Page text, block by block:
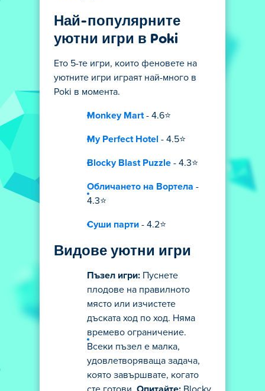
Най-популярните
уютни игри в Poki
Ето 5-те игри, които феновете на
уютните игри играят най-много в
Poki в момента.
Monkey Mart - 4.6⭐
My Perfect Hotel - 4.5⭐
Blocky Blast Puzzle - 4.3⭐
Обличането на Вортела -
4.3⭐
Суши парти - 4.2⭐
Видове уютни игри
Пъзел игри: Пуснете
плодове на правилното
място или изчистете
дъската ход по ход. Няма
времево ограничение.
Всеки пъзел е малка,
удовлетворяваща задача,
която завършвате, когато